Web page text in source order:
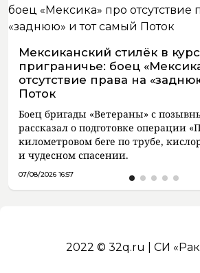
Мексиканский стилёк в
приграничье: боец
отсутствие права на
Поток
Боец бригады «Ветераны» с
рассказал о подготовке операции
километровом беге по трубе,
и чудесном спасении.
07/08/2026 16:57
2022 © 32q.ru | СИ